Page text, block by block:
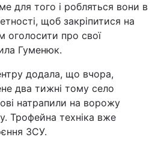
для того і робляться вони в
щоб закріпитися на
оголосити про свої
Гуменюк.
додала, що вчора,
два тижні тому село
натрапили на ворожу
Трофейна техніка вже
ЗСУ.